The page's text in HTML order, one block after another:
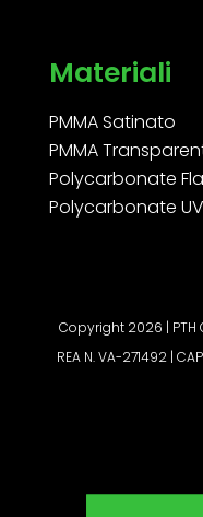
Materiali
PMMA Satinato
PMMA
Polycarbonate
Polycarbonate
Copyright 2026 | PTH
REA N. VA-271492 |